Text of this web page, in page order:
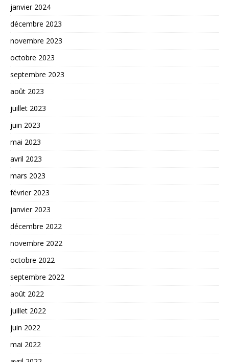
janvier 2024
décembre 2023
novembre 2023
octobre 2023
septembre 2023
août 2023
juillet 2023
juin 2023
mai 2023
avril 2023
mars 2023
février 2023
janvier 2023
décembre 2022
novembre 2022
octobre 2022
septembre 2022
août 2022
juillet 2022
juin 2022
mai 2022